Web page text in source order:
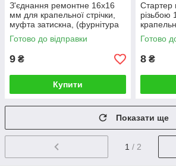
З'єднання ремонтне 16х16
мм для крапельної стрічки,
муфта затискна, (фурнітура
для монтажу крапельного
поливу)
Готово до відправки
9 ₴
Купити
різьбою
Готово
8 ₴
Показати ще
1 / 2